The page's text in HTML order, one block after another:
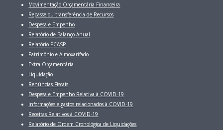
Movimentação Orçamentária Financeira
Repasse ou transferência de Recursos
Despesa e Empenho
Relatório de Balanço Anual
Relatório PCASP
Patrimônio e Almoxarifado
Extra Orçamentária
Liquidação
Renúncias Fiscais
Despesa e Empenho Relativa à COVID-19
Informações e gastos relacionados à COVID-19
Receitas Relativos à COVID-19
Relatório de Ordem Cronológica de Liquidações